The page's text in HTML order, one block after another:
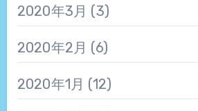
2020年3月 (3)
2020年2月 (6)
2020年1月 (12)